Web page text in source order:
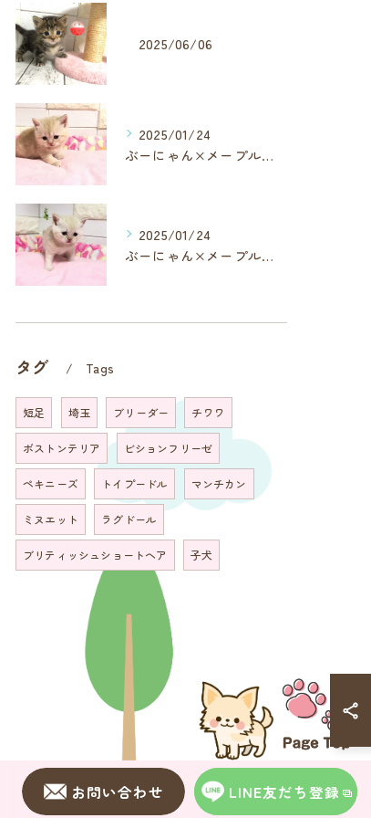
2025/06/06
2025/01/24
ぶーにゃん×メープルから生まれたブリティッシュショートヘアの女の子ちゃん❤︎③
2025/01/24
ぶーにゃん×メープルから生まれたブリティッシュショートヘアの女の子ちゃん❤︎②
タグ Tags
短足 埼玉 ブリーダー チワワ
ボストンテリア ビションフリーゼ
ペキニーズ トイプードル マンチカン
ミヌエット ラグドール
ブリティッシュショートヘア 子犬
お問い合わせ LINE友だち登録